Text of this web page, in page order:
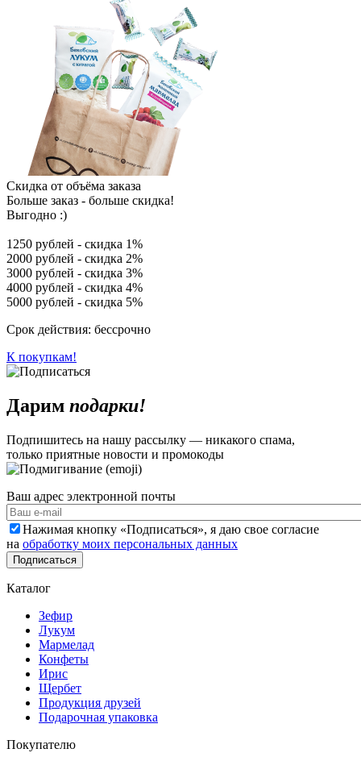
Скидка от объёма заказа
Больше заказ - больше скидка!
Выгодно :)
1250 рублей - скидка 1%
2000 рублей - скидка 2%
3000 рублей - скидка 3%
4000 рублей - скидка 4%
5000 рублей - скидка 5%
Срок действия: бессрочно
К покупкам!
Дарим подарки!
Подпишитесь на нашу рассылку — никакого спама,
только приятные новости и промокоды
Ваш адрес электронной почты
Нажимая кнопку «Подписаться», я даю свое согласие
на обработку моих персональных данных
Каталог
Зефир
Лукум
Мармелад
Конфеты
Ирис
Щербет
Продукция друзей
Подарочная упаковка
Покупателю